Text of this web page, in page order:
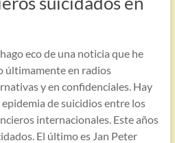
eco de una noticia que he
últimamente en radios
y en confidenciales. Hay
epidemia de suicidios entre los
internacionales. Este años
El último es Jan Peter